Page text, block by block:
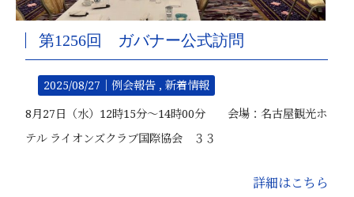
第1256回 ガバナー公式訪問
2025/08/27｜ 例会報告 新着情報
8月27日（水）12時15分～14時00分 会場：名古屋観光ホ
テル ライオンズクラブ国際協会 ３３
詳細はこちら